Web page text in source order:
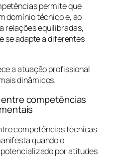
permite que
domínio técnico e, ao
relações equilibradas,
se adapte a diferentes
a atuação profissional
dinâmicos.
competências
competências técnicas
quando o
por atitudes